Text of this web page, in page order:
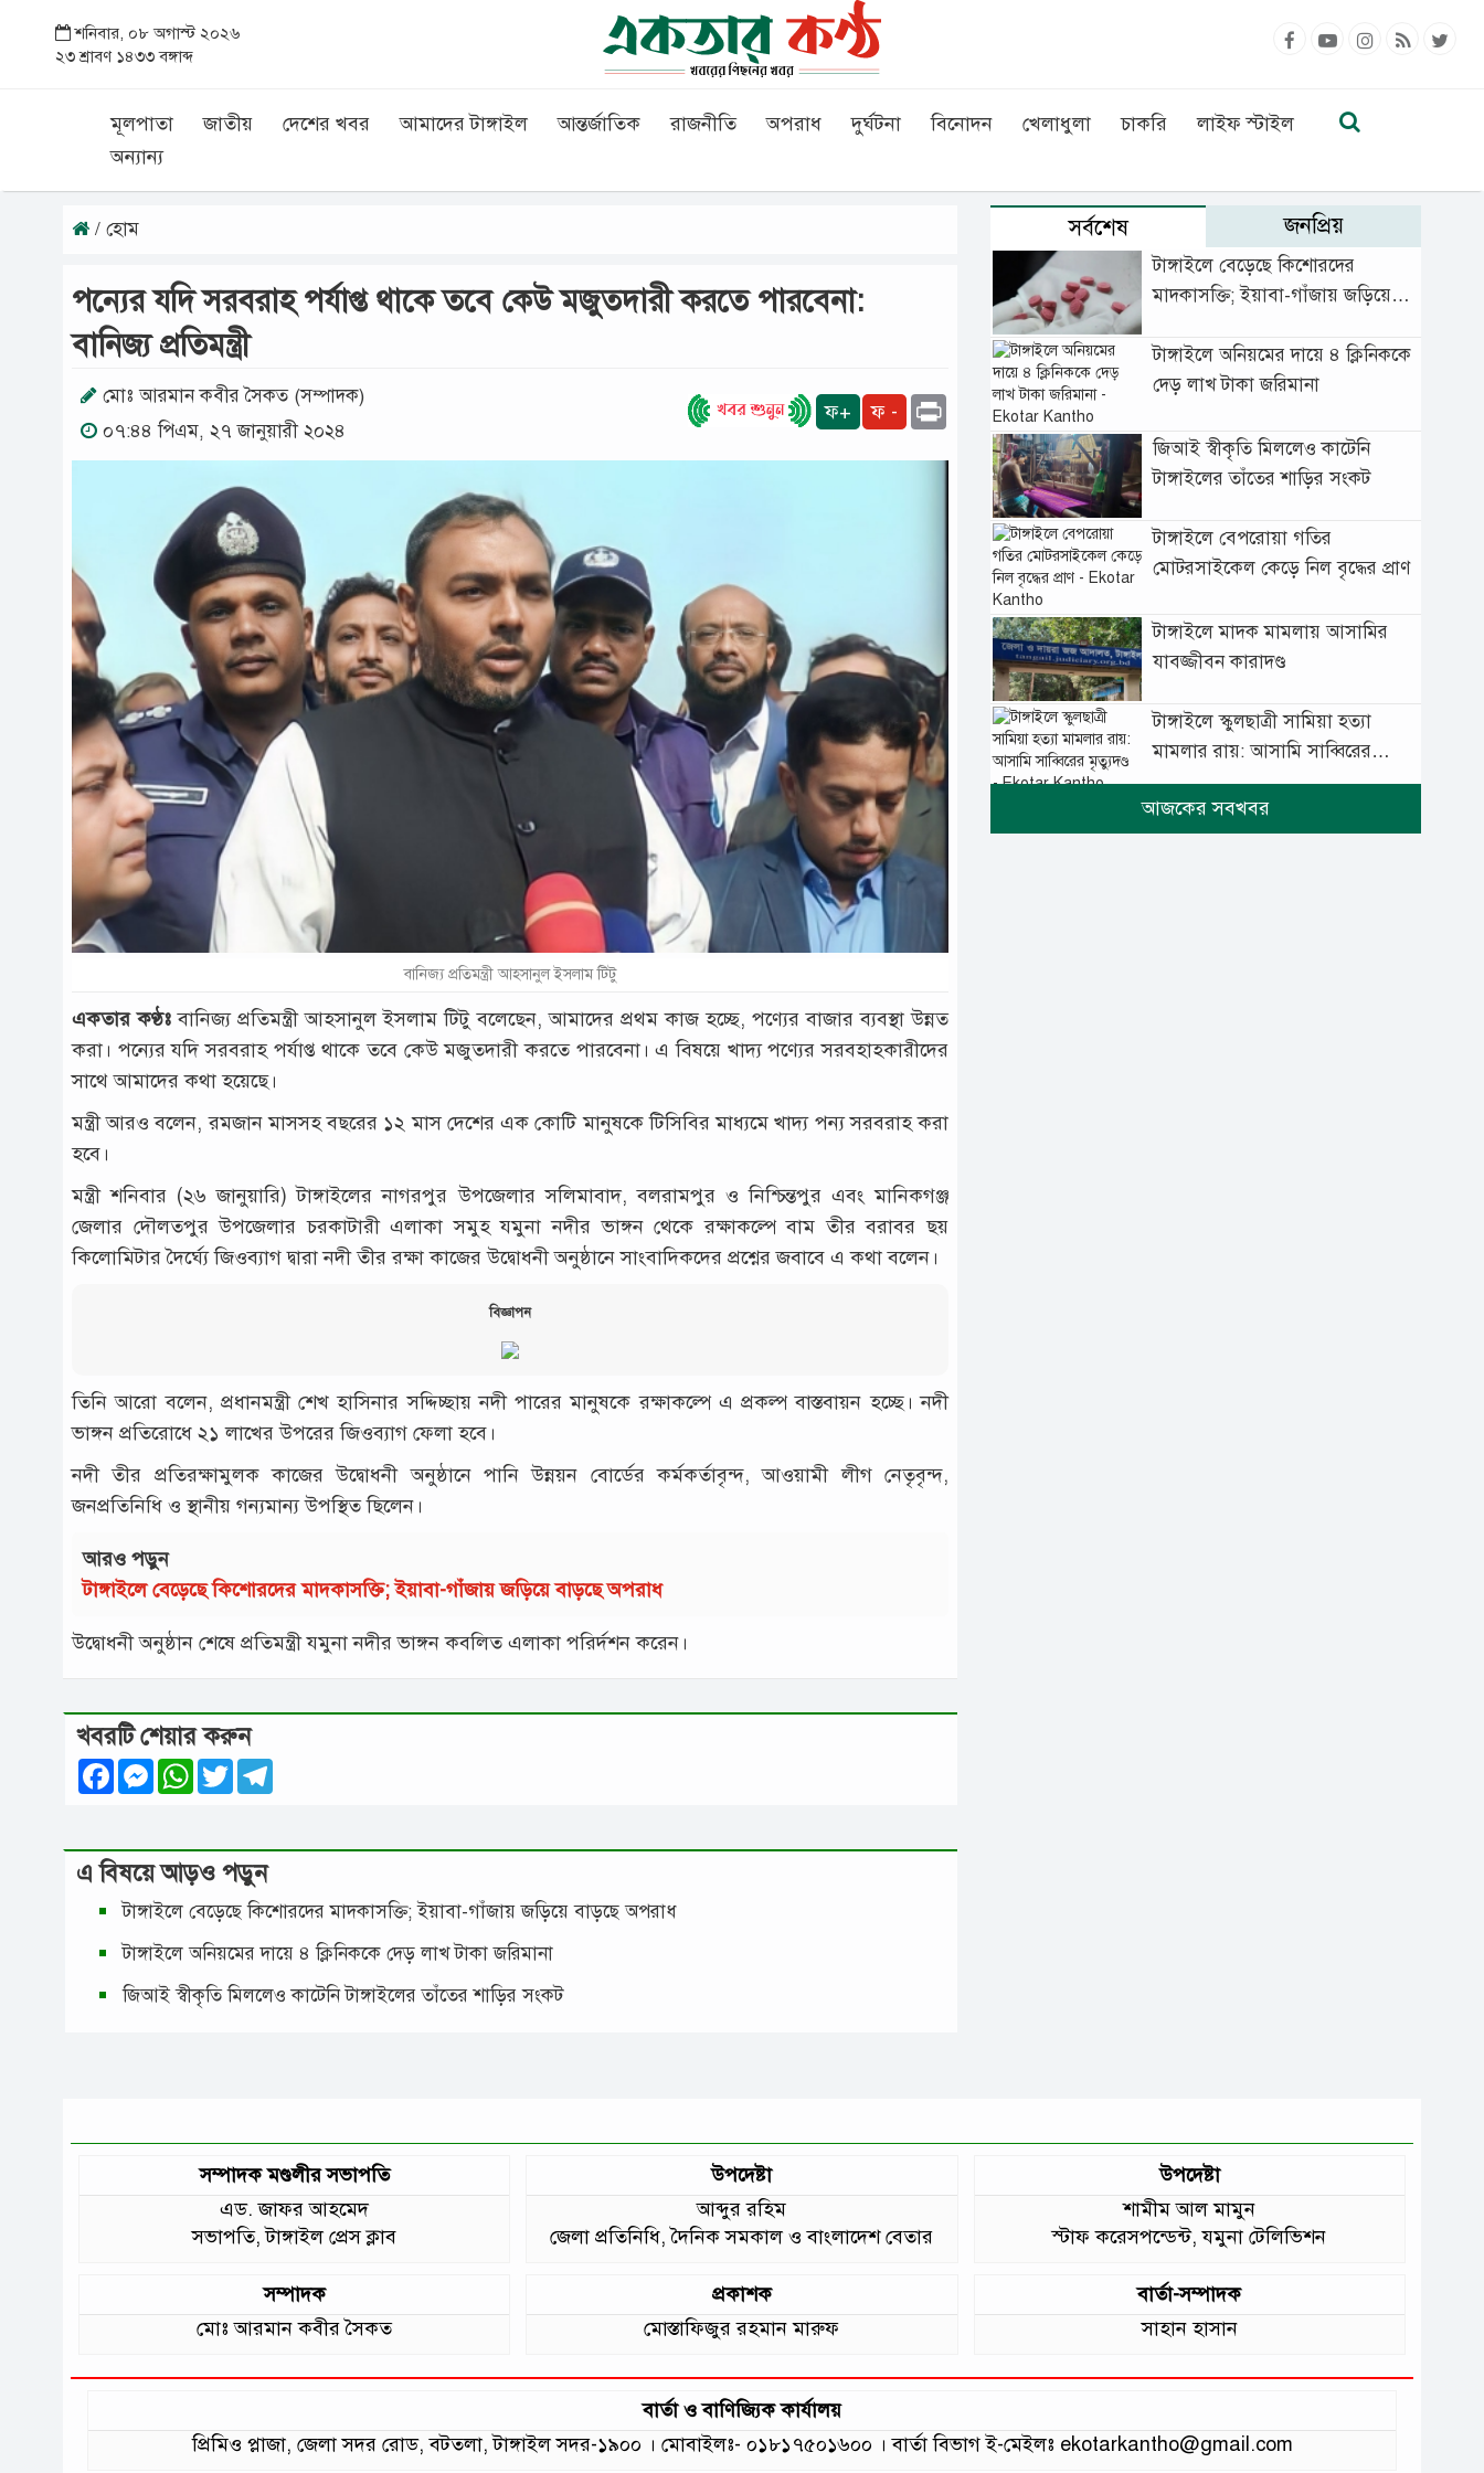
শনিবার, ০৮ অগাস্ট ২০২৬
২৩ শ্রাবণ ১৪৩৩ বঙ্গাব্দ
মূলপাতা জাতীয় দেশের খবর আমাদের টাঙ্গাইল আন্তর্জাতিক রাজনীতি অপরাধ দুর্ঘটনা বিনোদন খেলাধুলা চাকরি
লাইফ স্টাইল
অন্যান্য
/ হোম
পন্যের যদি সরবরাহ পর্যাপ্ত থাকে তবে কেউ মজুতদারী করতে পারবেনা:
বানিজ্য প্রতিমন্ত্রী
মোঃ আরমান কবীর সৈকত (সম্পাদক)
০৭:৪৪ পিএম, ২৭ জানুয়ারী ২০২৪
ফ+ ফ - Print
বানিজ্য প্রতিমন্ত্রী আহসানুল ইসলাম টিটু
একতার কণ্ঠঃ বানিজ্য প্রতিমন্ত্রী আহসানুল ইসলাম টিটু বলেছেন, আমাদের প্রথম কাজ হচ্ছে, পণ্যের বাজার ব্যবস্থা উন্নত
করা। পন্যের যদি সরবরাহ পর্যাপ্ত থাকে তবে কেউ মজুতদারী করতে পারবেনা। এ বিষয়ে খাদ্য পণ্যের সরবহাহকারীদের
সাথে আমাদের কথা হয়েছে।
মন্ত্রী আরও বলেন, রমজান মাসসহ বছরের ১২ মাস দেশের এক কোটি মানুষকে টিসিবির মাধ্যমে খাদ্য পন্য সরবরাহ করা
হবে।
মন্ত্রী শনিবার (২৬ জানুয়ারি) টাঙ্গাইলের নাগরপুর উপজেলার সলিমাবাদ, বলরামপুর ও নিশ্চিন্তপুর এবং মানিকগঞ্জ
জেলার দৌলতপুর উপজেলার চরকাটারী এলাকা সমুহ যমুনা নদীর ভাঙ্গন থেকে রক্ষাকল্পে বাম তীর বরাবর ছয়
কিলোমিটার দৈর্ঘ্যে জিওব্যাগ দ্বারা নদী তীর রক্ষা কাজের উদ্বোধনী অনুষ্ঠানে সাংবাদিকদের প্রশ্নের জবাবে এ কথা বলেন।
বিজ্ঞাপন
তিনি আরো বলেন, প্রধানমন্ত্রী শেখ হাসিনার সদ্দিচ্ছায় নদী পারের মানুষকে রক্ষাকল্পে এ প্রকল্প বাস্তবায়ন হচ্ছে। নদী
ভাঙ্গন প্রতিরোধে ২১ লাখের উপরের জিওব্যাগ ফেলা হবে।
নদী তীর প্রতিরক্ষামুলক কাজের উদ্বোধনী অনুষ্ঠানে পানি উন্নয়ন বোর্ডের কর্মকর্তাবৃন্দ, আওয়ামী লীগ নেতৃবৃন্দ,
জনপ্রতিনিধি ও স্থানীয় গন্যমান্য উপস্থিত ছিলেন।
আরও পড়ুন
টাঙ্গাইলে বেড়েছে কিশোরদের মাদকাসক্তি; ইয়াবা-গাঁজায় জড়িয়ে বাড়ছে অপরাধ
উদ্বোধনী অনুষ্ঠান শেষে প্রতিমন্ত্রী যমুনা নদীর ভাঙ্গন কবলিত এলাকা পরির্দশন করেন।
খবরটি শেয়ার করুন
FacebookMessenger
WhatsApp
Twitter
এ বিষয়ে আড়ও পড়ুন
টাঙ্গাইলে বেড়েছে কিশোরদের মাদকাসক্তি; ইয়াবা-গাঁজায় জড়িয়ে বাড়ছে অপরাধ
টাঙ্গাইলে অনিয়মের দায়ে ৪ ক্লিনিককে দেড় লাখ টাকা জরিমানা
জিআই স্বীকৃতি মিললেও কাটেনি টাঙ্গাইলের তাঁতের শাড়ির সংকট
সর্বশেষ জনপ্রিয়
টাঙ্গাইলে বেড়েছে কিশোরদের
মাদকাসক্তি; ইয়াবা-গাঁজায় জড়িয়ে
টাঙ্গাইলে অনিয়মের দায়ে ৪ ক্লিনিককে
দেড় লাখ টাকা জরিমানা
জিআই স্বীকৃতি মিললেও কাটেনি
টাঙ্গাইলের তাঁতের শাড়ির সংকট
টাঙ্গাইলে বেপরোয়া গতির
মোটরসাইকেল কেড়ে নিল বৃদ্ধের প্রাণ
টাঙ্গাইলে মাদক মামলায় আসামির
যাবজ্জীবন কারাদণ্ড
টাঙ্গাইলে স্কুলছাত্রী সামিয়া হত্যা
মামলার রায়: আসামি সাব্বিরের
মৃত্যুদণ্ড
টানা বৃষ্টিতে টাঙ্গাইলে বিপর্যস্ত
সম্পাদক মণ্ডলীর সভাপতি
এড. জাফর আহমেদ
সভাপতি, টাঙ্গাইল প্রেস ক্লাব
উপদেষ্টা
আব্দুর রহিম
জেলা প্রতিনিধি, দৈনিক সমকাল ও বাংলাদেশ বেতার
উপদেষ্টা
শামীম আল মামুন
স্টাফ করেসপন্ডেন্ট, যমুনা টেলিভিশন
সম্পাদক
মোঃ আরমান কবীর সৈকত
প্রকাশক
মোস্তাফিজুর রহমান মারুফ
বার্তা-সম্পাদক
সাহান হাসান
বার্তা ও বাণিজ্যিক কার্যালয়
প্রিমিও প্লাজা, জেলা সদর রোড, বটতলা, টাঙ্গাইল সদর-১৯০০ । মোবাইলঃ- ০১৮১৭৫০১৬০০ । বার্তা বিভাগ ই-মেইলঃ ekotarkantho@gmail.com